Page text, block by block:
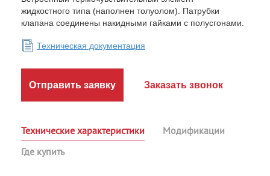
жидкостного типа (наполнен толуолом). Патрубки
клапана соединены накидными гайками с полусгонами.
Техническая документация
Отправить заявку Заказать звонок
Технические характеристики
Модификации
Где купить